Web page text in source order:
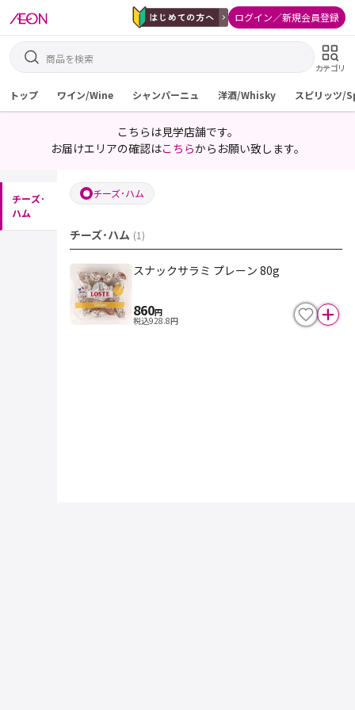
ログイン／新規会員登録
カテゴリ
トップ ワイン/Wine シャンパーニュ 洋酒/Whisky スピリッツ/
こちらは見学店舗です。
お届けエリアの確認はこちらからお願い致します。
チーズ･
ハム
チーズ･ハム
チーズ･ハム (1)
スナックサラミ プレーン 80g
860円
税込928.8円